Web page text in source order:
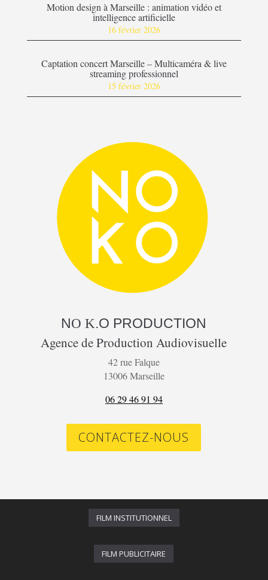
Motion design à Marseille : animation vidéo et
intelligence artificielle
16 février 2026
Captation concert Marseille – Multicaméra & live
streaming professionnel
15 février 2026
NO K.O PRODUCTION
Agence de Production Audiovisuelle
42 rue Falque
13006 Marseille
06 29 46 91 94
CONTACTEZ-NOUS
FILM INSTITUTIONNEL
FILM PUBLICITAIRE